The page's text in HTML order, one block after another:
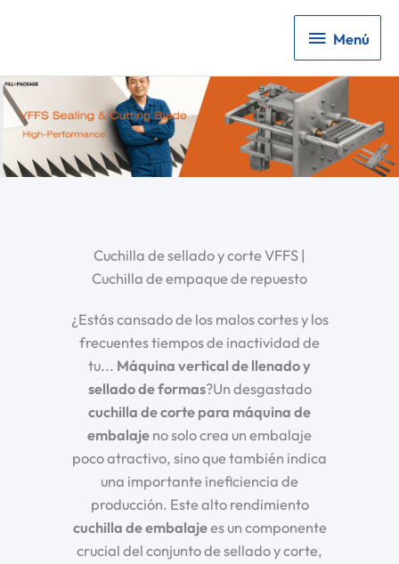
Menú
Menú
Cuchilla de sellado y corte VFFS |
Cuchilla de empaque de repuesto
¿Estás cansado de los malos cortes y los
frecuentes tiempos de inactividad de
tu... Máquina vertical de llenado y
sellado de formas?Un desgastado
cuchilla de corte para máquina de
embalaje no solo crea un embalaje
poco atractivo, sino que también indica
una importante ineficiencia de
producción. Este alto rendimiento
cuchilla de embalajees un componente
crucial del conjunto de sellado y corte,